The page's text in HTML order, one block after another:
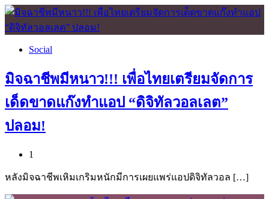
Social
มิจฉาชีพมีหนาว!!! เพื่อไทยเตรียมจัดการ
เด็ดขาดแก๊งทำแอป “ดิจิทัลวอลเลต”
ปลอม!
1
หลังมิจฉาชีพเหิมเกริมหนักมีการเผยแพร่แอปดิจิทัลวอล […]